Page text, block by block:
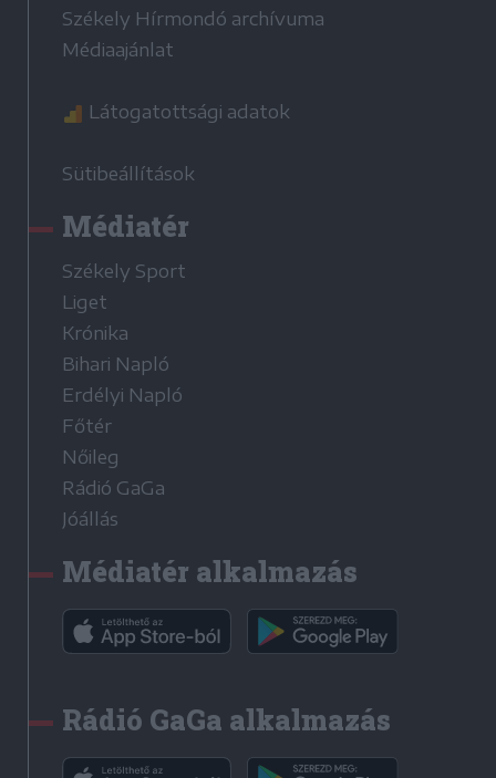
Székely Hírmondó archívuma
Médiaajánlat
Látogatottsági adatok
Sütibeállítások
Médiatér
Székely Sport
Liget
Krónika
Bihari Napló
Erdélyi Napló
Főtér
Nőileg
Rádió GaGa
Jóállás
Médiatér alkalmazás
Rádió GaGa alkalmazás